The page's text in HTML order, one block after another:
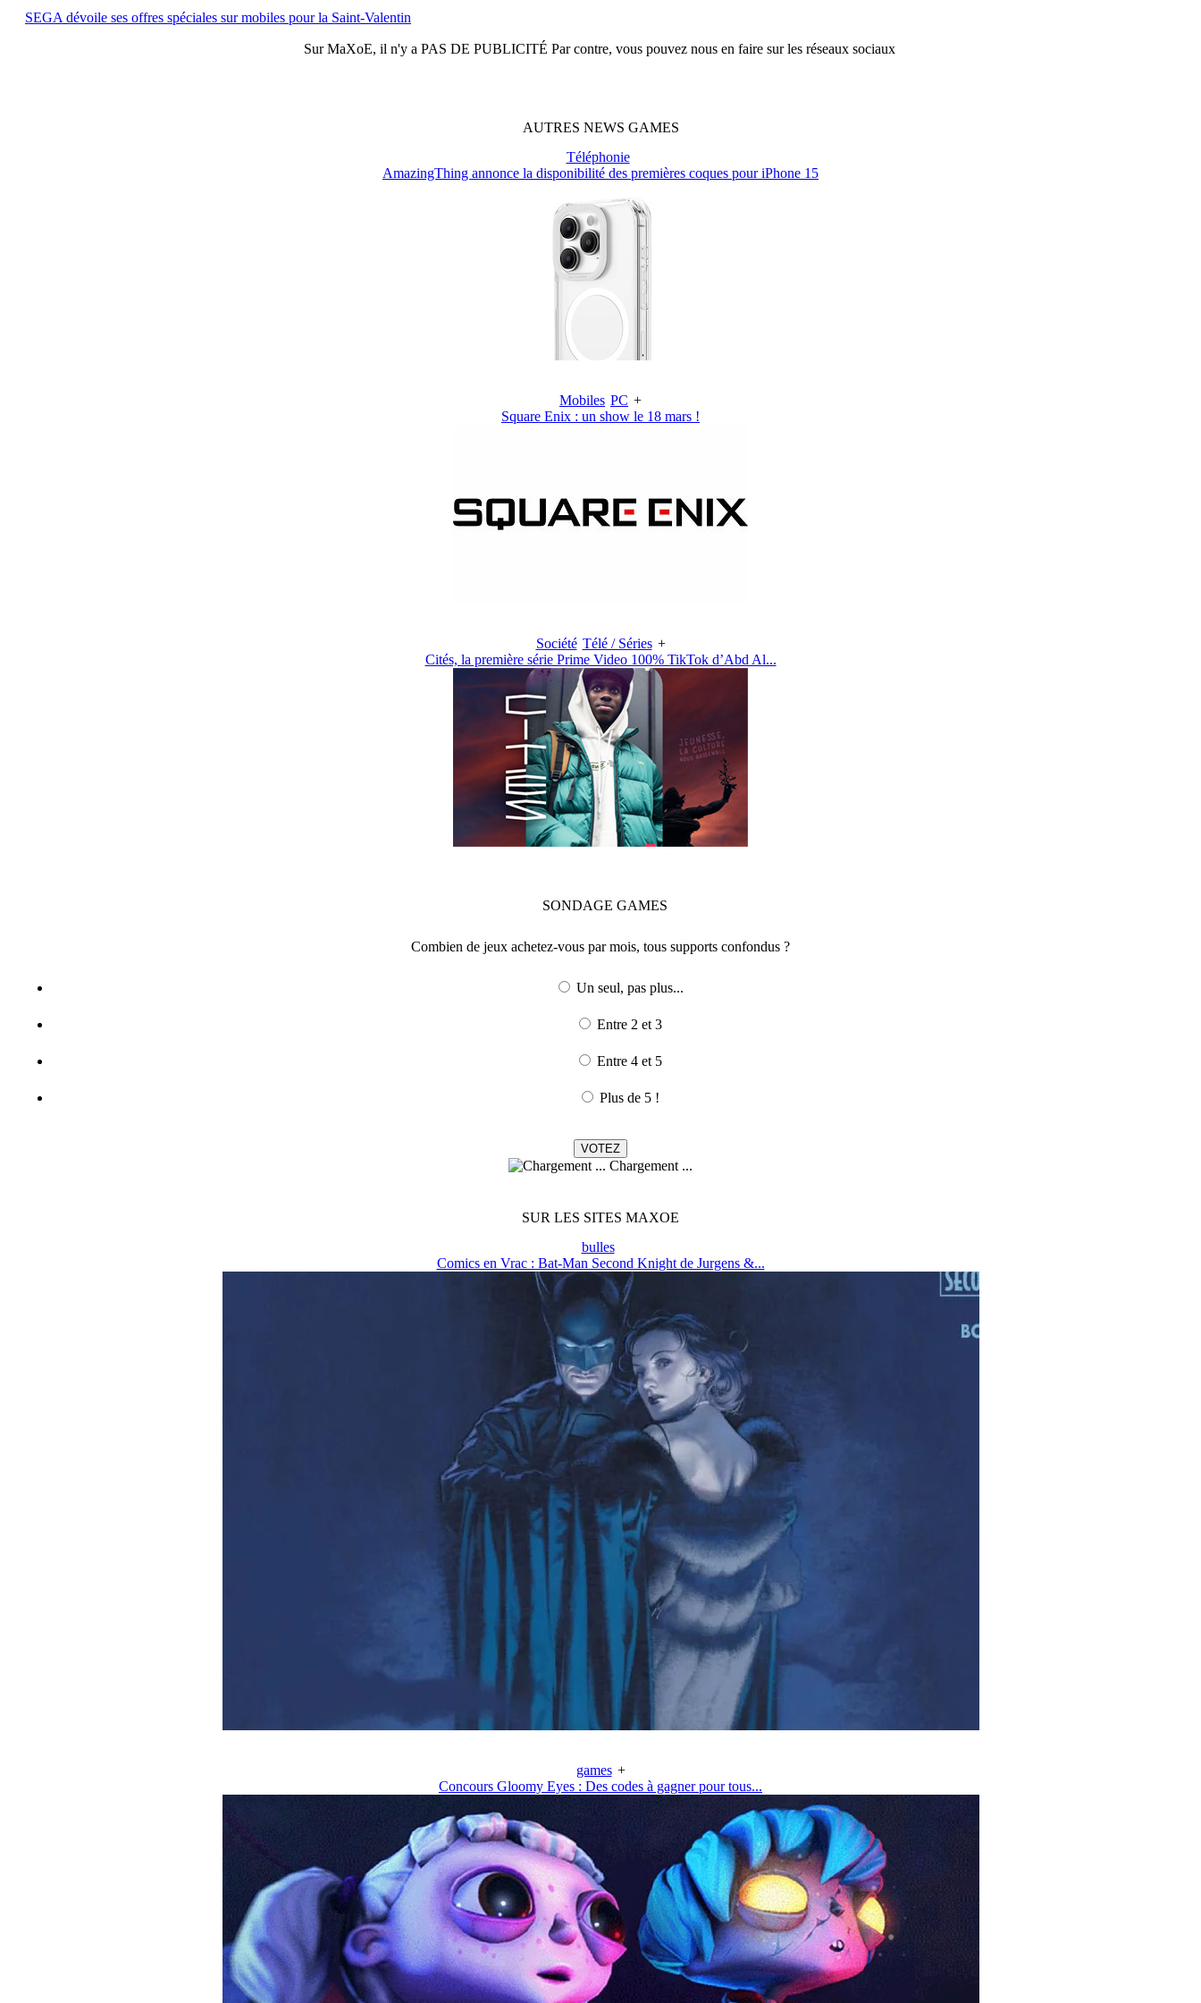
SEGA dévoile ses offres spéciales sur mobiles pour la Saint-Valentin
SurMaXoE, il n'y a PAS DE PUBLICITÉ Par contre, vous pouvez nous en faire sur les réseaux sociaux
AUTRES NEWS GAMES
Téléphonie
AmazingThing annonce la disponibilité des premières coques pour iPhone 15
Mobiles PC +
Square Enix : un show le 18 mars !
Société Télé / Séries +
Cités, la première série Prime Video 100% TikTok d’Abd Al...
SONDAGE GAMES
Combien de jeux achetez-vous par mois, tous supports confondus ?
Un seul, pas plus...
Entre 2 et 3
Entre 4 et 5
Plus de 5 !
Chargement ...
SUR LES SITES MAXOE
bulles
Comics en Vrac : Bat-Man Second Knight de Jurgens &...
games +
Concours Gloomy Eyes : Des codes à gagner pour tous...